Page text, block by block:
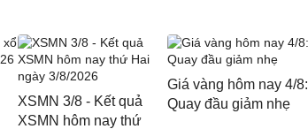
XSMN 3/8 - Kết quả
XSMN hôm nay thứ
Giá vàng hôm nay 4/8:
Quay đầu giảm nhẹ